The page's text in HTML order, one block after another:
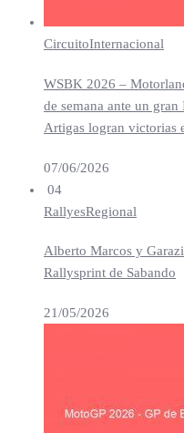
CircuitoInternacional
WSBK 2026 –
de semana ante un
Artigas logran victorias
07/06/2026
04
RallyesRegional
Alberto Marcos y
Rallysprint de Sabando
21/05/2026